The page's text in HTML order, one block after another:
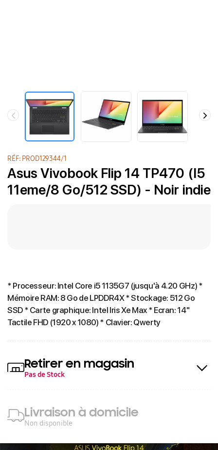
RÉF: PROD129344/1
Asus Vivobook Flip 14 TP470 (I5
11eme/8 Go/512 SSD) - Noir indie
* Processeur: Intel Core i5 1135G7 (jusqu'à 4.20 GHz) *
Mémoire RAM: 8 Go de LPDDR4X * Stockage: 512 Go
SSD * Carte graphique: Intel Iris Xe Max * Ecran: 14"
Tactile FHD (1920 x 1080) * Clavier: Qwerty
Retirer en magasin
Pas de Stock
Livraison à domicile
Non disponible